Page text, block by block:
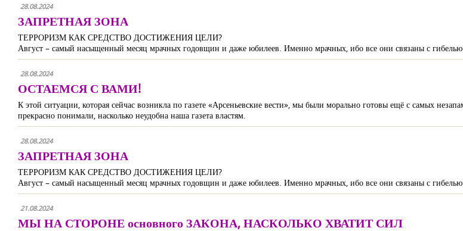
28.08.2024
ЗАПРЕТНАЯ ЗОНА
ТЕРРОРИЗМ КАК СРЕДСТВО ДОСТИЖЕНИЯ ЦЕЛИ?
Август – самый насыщенный месяц мрачных годовщин и даже юбилеев. Именно мрачных, ибо все они связаны с
28.08.2024
ОСТАЕМСЯ С ВАМИ!
К этой ситуации, которая сейчас возникла по газете «Арсеньевские вести», мы были морально готовы ещё с самых
прекрасно понимали, насколько неудобна наша газета властям.
28.08.2024
ЗАПРЕТНАЯ ЗОНА
ТЕРРОРИЗМ КАК СРЕДСТВО ДОСТИЖЕНИЯ ЦЕЛИ?
Август – самый насыщенный месяц мрачных годовщин и даже юбилеев. Именно мрачных, ибо все они связаны с
21.08.2024
МЫ НА СТОРОНЕ основного ЗАКОНА, НАСКОЛЬКО ХВАТИТ СИЛ